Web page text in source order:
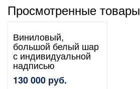
Просмотренные товары
Виниловый,
большой белый шар
с индивидуальной
надписью
130 000 руб.